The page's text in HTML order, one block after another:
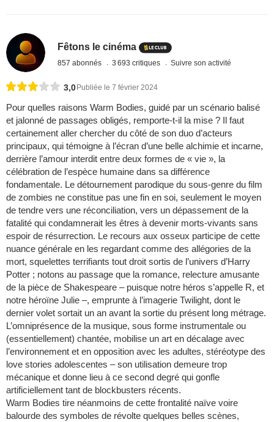
Fêtons le cinéma
857 abonnés 3 693 critiques Suivre son activité
3,0 Publiée le 7 février 2024
Pour quelles raisons Warm Bodies, guidé par un scénario balisé
et jalonné de passages obligés, remporte-t-il la mise ? Il faut
certainement aller chercher du côté de son duo d’acteurs
principaux, qui témoigne à l’écran d’une belle alchimie et incarne,
derrière l’amour interdit entre deux formes de « vie », la
célébration de l’espèce humaine dans sa différence
fondamentale. Le détournement parodique du sous-genre du film
de zombies ne constitue pas une fin en soi, seulement le moyen
de tendre vers une réconciliation, vers un dépassement de la
fatalité qui condamnerait les êtres à devenir morts-vivants sans
espoir de résurrection. Le recours aux osseux participe de cette
nuance générale en les regardant comme des allégories de la
mort, squelettes terrifiants tout droit sortis de l’univers d’Harry
Potter ; notons au passage que la romance, relecture amusante
de la pièce de Shakespeare – puisque notre héros s’appelle R, et
notre héroïne Julie –, emprunte à l’imagerie Twilight, dont le
dernier volet sortait un an avant la sortie du présent long métrage.
L’omniprésence de la musique, sous forme instrumentale ou
(essentiellement) chantée, mobilise un art en décalage avec
l’environnement et en opposition avec les adultes, stéréotype des
love stories adolescentes – son utilisation demeure trop
mécanique et donne lieu à ce second degré qui gonfle
artificiellement tant de blockbusters récents.
Warm Bodies tire néanmoins de cette frontalité naïve voire
balourde des symboles de révolte quelques belles scènes,